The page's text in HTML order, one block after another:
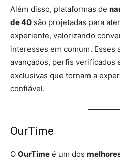
Além disso, plataformas de
de 40 são projetadas para
experiente, valorizando
interesses em comum.
avançados, perfis verificados
exclusivas que tornam a
confiável.
OurTime
O OurTime é um dos